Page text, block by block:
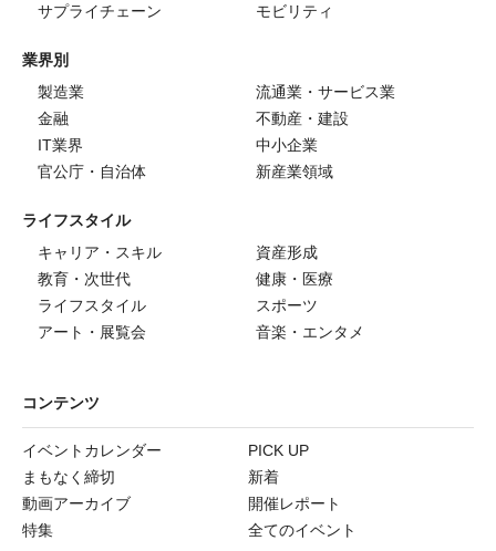
サプライチェーン
モビリティ
業界別
製造業
流通業・サービス業
金融
不動産・建設
IT業界
中小企業
官公庁・自治体
新産業領域
ライフスタイル
キャリア・スキル
資産形成
教育・次世代
健康・医療
ライフスタイル
スポーツ
アート・展覧会
音楽・エンタメ
コンテンツ
イベントカレンダー
PICK UP
まもなく締切
新着
動画アーカイブ
開催レポート
特集
全てのイベント